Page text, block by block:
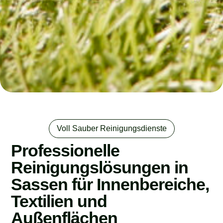
Voll Sauber Reinigungsdienste
Professionelle
Reinigungslösungen in
Sassen für Innenbereiche,
Textilien und
Außenflächen